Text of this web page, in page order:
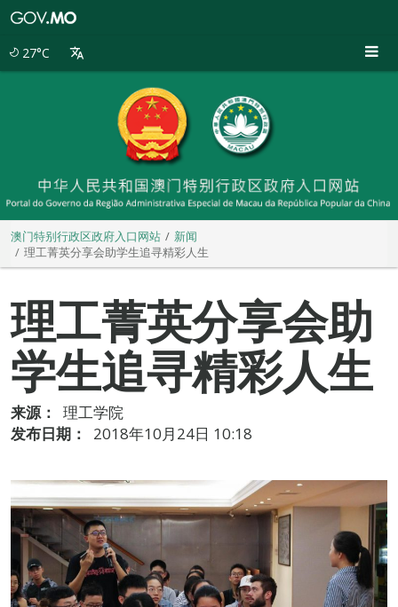
27°C
澳门特别行政区政府入口网站
新闻
理工菁英分享会助学生追寻精彩人生
理工菁英分享会助
学生追寻精彩人生
来源：
理工学院
发布日期：
2018年10月24日 10:18